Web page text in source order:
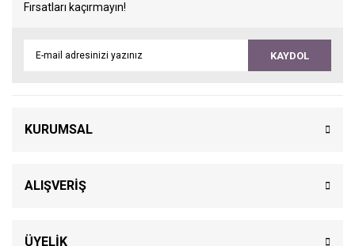
Fırsatları kaçırmayın!
KAYDOL
KURUMSAL
ALIŞVERİŞ
ÜYELİK